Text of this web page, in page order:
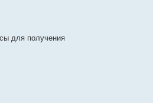
для получения